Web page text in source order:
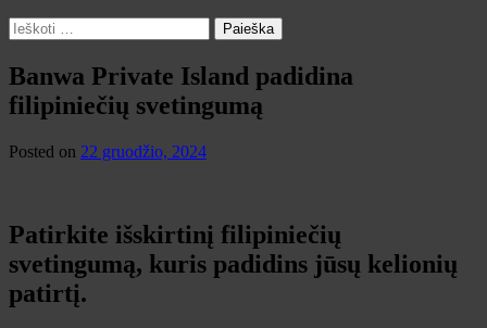
Ieškoti:
Banwa Private Island padidina
filipiniečių svetingumą
Posted on 22 gruodžio, 2024
Patirkite išskirtinį filipiniečių
svetingumą, kuris padidins jūsų kelionių
patirtį.